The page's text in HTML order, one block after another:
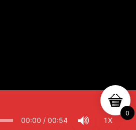
0
00:00 / 00:54 1X